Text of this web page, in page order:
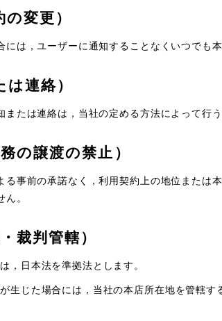
変更）
には，ユーザーに通知することなくいつでも
連絡）
たは連絡は，当社の定める方法によって行う
の譲渡の禁止）
る事前の承諾なく，利用契約上の地位または
。
裁判管轄）
，日本法を準拠法とします。
生じた場合には，当社の本店所在地を管轄す